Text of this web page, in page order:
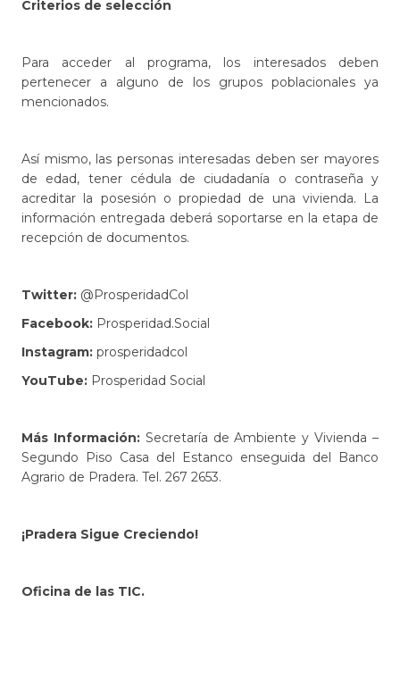
Criterios de selección
Para acceder al programa, los interesados deben
pertenecer a alguno de los grupos poblacionales ya
mencionados.
Así mismo, las personas interesadas deben ser mayores
de edad, tener cédula de ciudadanía o contraseña y
acreditar la posesión o propiedad de una vivienda. La
información entregada deberá soportarse en la etapa de
recepción de documentos.
Twitter: @ProsperidadCol
Facebook: Prosperidad.Social
Instagram: prosperidadcol
YouTube: Prosperidad Social
Más Información: Secretaría de Ambiente y Vivienda –
Segundo Piso Casa del Estanco enseguida del Banco
Agrario de Pradera. Tel. 267 2653.
¡Pradera Sigue Creciendo!
Oficina de las TIC.